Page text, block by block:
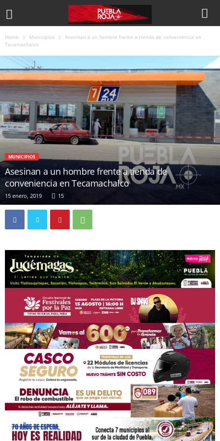
Home Municipios
Asesinan a un hombre frente a tienda de conveniencia en
Tecamachalco
MUNICIPIOS
Asesinan a un hombre frente a tienda de
conveniencia en Tecamachalco
15 enero, 2019 15